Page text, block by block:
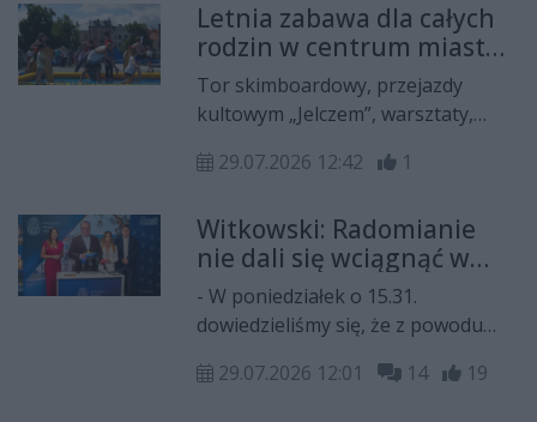
Rekord w Kulturze. Natalia Pętelska
rozmawiała z nim również o
niewywołanych kliszach i
niezwykłych wspomnieniach i
Stowarzyszeniu Czarno na Białym.
Letnia zabawa dla całych
rodzin w centrum miasta.
To będzie już ostatnia
„Niedziela na Rynku”
Tor skimboardowy, przejazdy
kultowym „Jelczem”, warsztaty,
przed nami ostatnia już w tym roku
piknik odbędzie się 2 sierpnia w
godz. 14 -19.
29.07.2026 12:42 1
Witkowski: Radomianie
nie dali się wciągnąć w
polityczną hucpę!
- W poniedziałek o 15.31.
dowiedzieliśmy się, że z powodu
podpisów, inicjatywa referendalna
29.07.2026 12:01 14 19